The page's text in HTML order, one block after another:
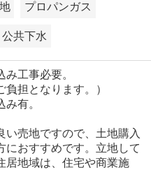
プロパンガス
公共下水
み工事必要。
負担となります。）
み有。
い売地ですので、土地購入
におすすめです。立地して
居地域は、住宅や商業施